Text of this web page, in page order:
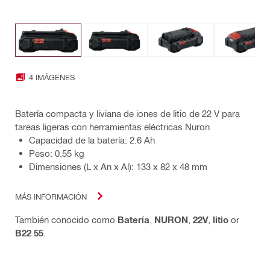
4 IMÁGENES
Batería compacta y liviana de iones de litio de 22 V para
tareas ligeras con herramientas eléctricas Nuron
Capacidad de la batería: 2.6 Ah
Peso: 0.55 kg
Dimensiones (L x An x Al): 133 x 82 x 48 mm
MÁS INFORMACIÓN
También conocido como Batería NURON 22V, litio or
B22 55